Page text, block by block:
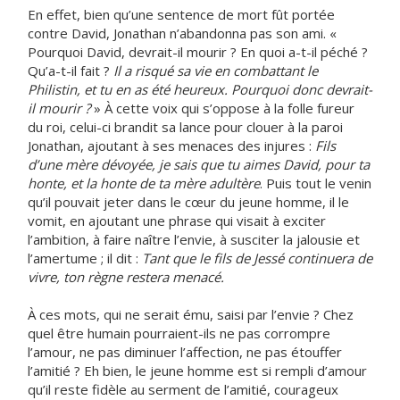
En effet, bien qu’une sentence de mort fût portée
contre David, Jonathan n’abandonna pas son ami. «
Pourquoi David, devrait-il mourir ? En quoi a-t-il péché ?
Qu’a-t-il fait ? Il a risqué sa vie en combattant le
Philistin, et tu en as été heureux. Pourquoi donc devrait-
il mourir ?» À cette voix qui s’oppose à la folle fureur
du roi, celui-ci brandit sa lance pour clouer à la paroi
Jonathan, ajoutant à ses menaces des injures : Fils
d’une mère dévoyée, je sais que tu aimes David, pour ta
honte, et la honte de ta mère adultère. Puis tout le venin
qu’il pouvait jeter dans le cœur du jeune homme, il le
vomit, en ajoutant une phrase qui visait à exciter
l’ambition, à faire naître l’envie, à susciter la jalousie et
l’amertume ; il dit : Tant que le fils de Jessé continuera de
vivre, ton règne restera menacé.
À ces mots, qui ne serait ému, saisi par l’envie ? Chez
quel être humain pourraient-ils ne pas corrompre
l’amour, ne pas diminuer l’affection, ne pas étouffer
l’amitié ? Eh bien, le jeune homme est si rempli d’amour
qu’il reste fidèle au serment de l’amitié, courageux